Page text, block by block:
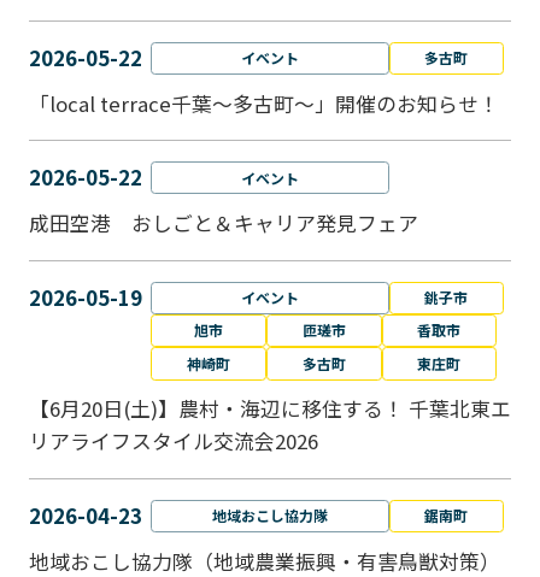
2026-05-22 イベント 多古町
「local terrace千葉～多古町～」開催のお知らせ！
2026-05-22 イベント
成田空港 おしごと＆キャリア発見フェア
2026-05-19 イベント
銚子市
旭市
匝瑳市
香取市
神崎町
多古町 東庄町
【6月20日(土)】農村・海辺に移住する！ 千葉北東エ
リアライフスタイル交流会2026
2026-04-23 地域おこし協力隊 鋸南町
地域おこし協力隊（地域農業振興・有害鳥獣対策）